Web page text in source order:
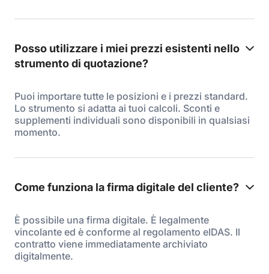
Posso utilizzare i miei prezzi esistenti nello
strumento di quotazione?
Puoi importare tutte le posizioni e i prezzi standard.
Lo strumento si adatta ai tuoi calcoli. Sconti e
supplementi individuali sono disponibili in qualsiasi
momento.
Come funziona la firma digitale del cliente?
È possibile una firma digitale. È legalmente
vincolante ed è conforme al regolamento eIDAS. Il
contratto viene immediatamente archiviato
digitalmente.